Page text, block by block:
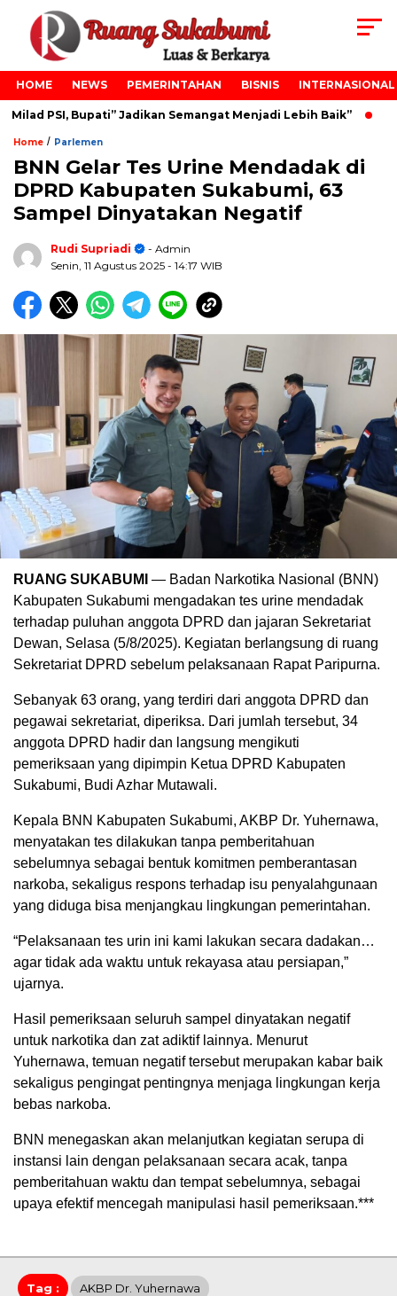
HOME NEWS PEMERINTAHAN BISNIS INTERNASIONAL
PSI, Bupati” Jadikan Semangat Menjadi Lebih Baik”
Home / Parlemen
BNN Gelar Tes Urine Mendadak di
DPRD Kabupaten Sukabumi, 63
Sampel Dinyatakan Negatif
Rudi Supriadi
- Admin
Senin, 11 Agustus 2025 - 14:17 WIB
RUANG SUKABUMI — Badan Narkotika Nasional (BNN)
Kabupaten Sukabumi mengadakan tes urine mendadak
terhadap puluhan anggota DPRD dan jajaran Sekretariat
Dewan, Selasa (5/8/2025). Kegiatan berlangsung di ruang
Sekretariat DPRD sebelum pelaksanaan Rapat Paripurna.
Sebanyak 63 orang, yang terdiri dari anggota DPRD dan
pegawai sekretariat, diperiksa. Dari jumlah tersebut, 34
anggota DPRD hadir dan langsung mengikuti
pemeriksaan yang dipimpin Ketua DPRD Kabupaten
Sukabumi, Budi Azhar Mutawali.
Kepala BNN Kabupaten Sukabumi, AKBP Dr. Yuhernawa,
menyatakan tes dilakukan tanpa pemberitahuan
sebelumnya sebagai bentuk komitmen pemberantasan
narkoba, sekaligus respons terhadap isu penyalahgunaan
yang diduga bisa menjangkau lingkungan pemerintahan.
“Pelaksanaan tes urin ini kami lakukan secara dadakan…
agar tidak ada waktu untuk rekayasa atau persiapan,”
ujarnya.
Hasil pemeriksaan seluruh sampel dinyatakan negatif
untuk narkotika dan zat adiktif lainnya. Menurut
Yuhernawa, temuan negatif tersebut merupakan kabar baik
sekaligus pengingat pentingnya menjaga lingkungan kerja
bebas narkoba.
BNN menegaskan akan melanjutkan kegiatan serupa di
instansi lain dengan pelaksanaan secara acak, tanpa
pemberitahuan waktu dan tempat sebelumnya, sebagai
upaya efektif mencegah manipulasi hasil pemeriksaan.***
Tag : AKBP Dr. Yuhernawa